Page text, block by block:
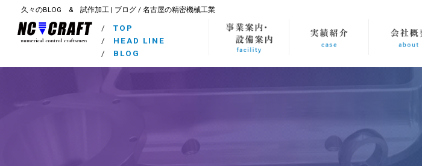
久々のBLOG & 試作加工 | ブログ / 名古屋の精密機械工業
/TOP
/ HEAD LINE
/ BLOG